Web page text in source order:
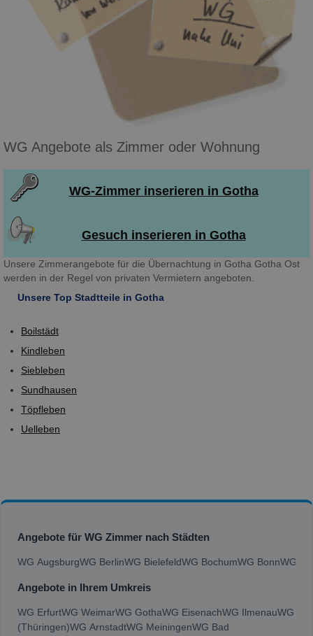
WG Angebote als Zimmer oder Wohnung
WG-Zimmer inserieren in Gotha
Gesuch inserieren in Gotha
Unsere Zimmerangebote für die Übernachtung in Gotha Gotha Ost
werden in der Regel von privaten Vermietern angeboten.
Unsere Top Stadtteile in Gotha
Boilstädt
Kindleben
Siebleben
Sundhausen
Töpfleben
Uelleben
Angebote für WG Zimmer nach Städten
WG AugsburgWG BerlinWG BielefeldWG BochumWG BonnWG
Angebote in Ihrem Umkreis
WG ErfurtWG WeimarWG GothaWG EisenachWG IlmenauWG
(Thüringen)WG ArnstadtWG MeiningenWG Bad